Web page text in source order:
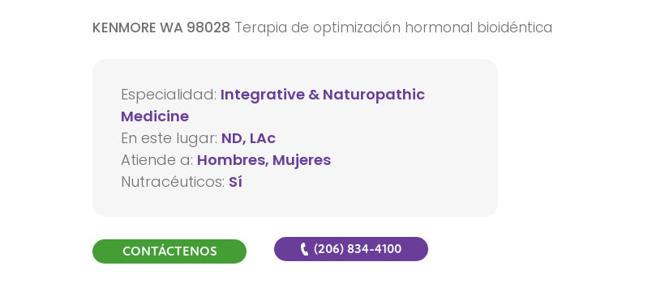
KENMORE WA 98028 Terapia de optimización hormonal bioidéntica
Especialidad: Integrative & Naturopathic
Medicine
En este lugar: ND, LAc
Atiende a: Hombres, Mujeres
Nutracéuticos: Sí
CONTÁCTENOS (206) 834-4100